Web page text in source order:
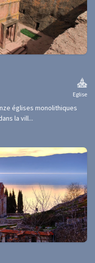
Eglise
églises monolithiques
la vill...